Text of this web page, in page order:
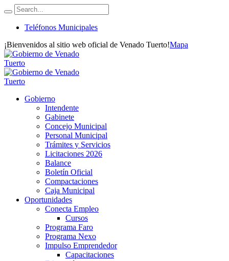
Teléfonos Municipales
¡Bienvenidos al sitio web oficial de Venado Tuerto!Mapa
Gobierno
Intendente
Gabinete
Concejo Municipal
Personal Municipal
Trámites y Servicios
Licitaciones 2026
Balance
Boletín Oficial
Compactaciones
Caja Municipal
Oportunidades
Conecta Empleo
Cursos
Programa Faro
Programa Nexo
Impulso Emprendedor
Capacitaciones